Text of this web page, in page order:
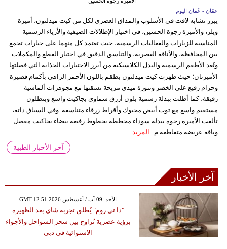
عمّان - عُمان اليوم
يبرز تشابه لافت في الأسلوب والمذاق العصري لكل من كيت ميدلتون، أميرة
ويلز، والأميرة رجوة الحسين، في اختيار الإطلالات الصيفية والأزياء الرسمية
المناسبة للزيارات والفعاليات الرسمية، حيث تعتمد كل منهما على خيارات تجمع
بين المحافظة، والأناقة العصرية، والتناسق الدقيق في اختيار القطع والمكملات.
وتُعد الأطقم الرسمية والبدل الكلاسيكية من أبرز الاختيارات الجذابة التي فضلتها
الأميرتان؛ حيث ظهرت كيت ميدلتون بطقم باللون الأحمر الزاهي بأكمام قصيرة
وحزام رفيع على الخصر وتنورة ميدي مريحة نسقتها مع مجوهرات ألماسية
رقيقة، كما أطلت ببدلة رسمية بلون أزرق سماوي بجاكيت واسع وبنطلون
مستقيم واسع مع توب أبيض محبوك وأقراط زرقاء متناسقة. وفي السياق ذاته،
تألقت الأميرة رجوة ببدلة سوداء مخططة بخطوط رفيعة بيضاء بجاكيت مفصل
وياقة عريضة متقاطعة م... المزيد
آخر الأخبار الطبية
آخر الأخبار
GMT 12:51 2026 الأحد ,09 آب / أغسطس
"ذا تي روم" يُطلق تجربة شاي بعد الظهيرة
برؤية عصرية تُزاوج بين سحر السواحل والأجواء
الاستوائية في دبي